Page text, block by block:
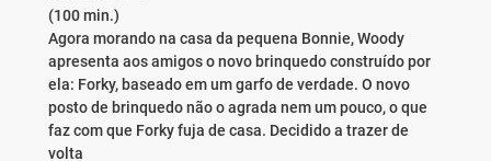
(100 min.)
Agora morando na casa da pequena Bonnie, Woody
apresenta aos amigos o novo brinquedo construído por
ela: Forky, baseado em um garfo de verdade. O novo
posto de brinquedo não o agrada nem um pouco, o que
faz com que Forky fuja de casa. Decidido a trazer de
volta